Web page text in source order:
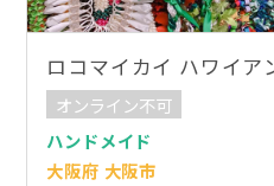
ロコマイカイ ハワイア
オンライン不可
ハンドメイド
大阪府 大阪市